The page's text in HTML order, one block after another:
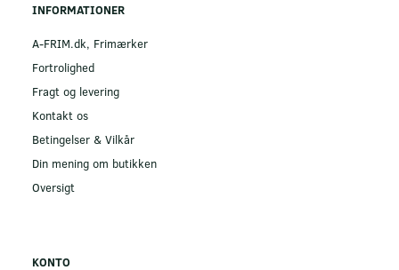
INFORMATIONER
A-FRIM.dk, Frimærker
Fortrolighed
Fragt og levering
Kontakt os
Betingelser & Vilkår
Din mening om butikken
Oversigt
KONTO